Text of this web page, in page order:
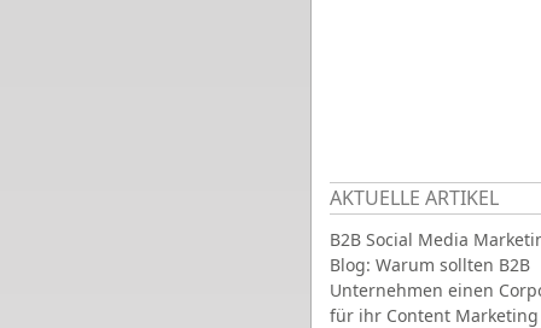
AKTUELLE ARTIKEL
B2B Social Media
Blog: Warum sollten B2B
Unternehmen einen
für ihr Content Marketing